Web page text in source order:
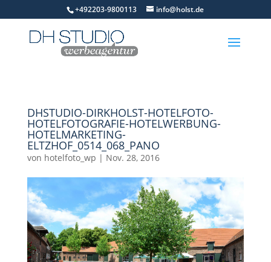
+492203-9800113 info@holst.de
DHSTUDIO-DIRKHOLST-HOTELFOTO-
HOTELFOTOGRAFIE-HOTELWERBUNG-
HOTELMARKETING-
ELTZHOF_0514_068_PANO
von hotelfoto_wp | Nov. 28, 2016